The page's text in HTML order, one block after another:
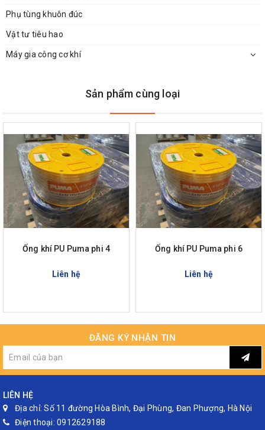
Phụ tùng khuôn đúc
Vật tư tiêu hao
Máy gia công cơ khí
Sản phẩm cùng loại
Ống khí PU Puma phi 4
Liên hệ
Ống khí PU Puma phi 6
Liên hệ
ĐĂNG KÝ NHẬN TIN
LIÊN HỆ
Địa chỉ: Số 11 đường Hòa Bình, Đại Phùng, Đan Phượng, Hà Nội
Điện thoại: 0912629188